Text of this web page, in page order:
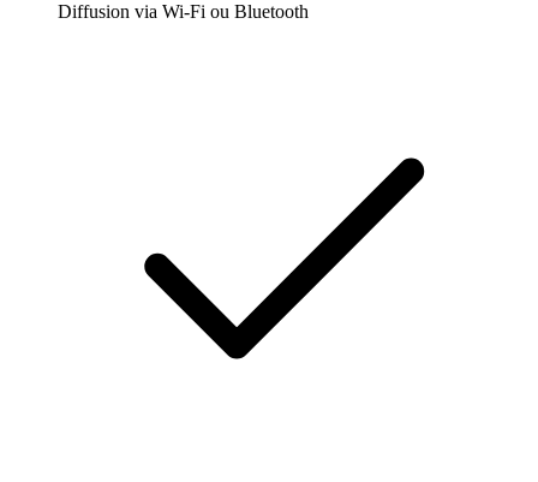
Diffusion via Wi-Fi ou Bluetooth